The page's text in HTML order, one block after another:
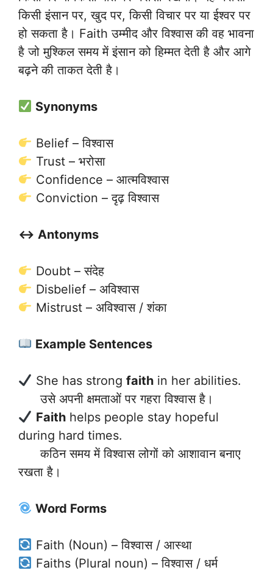
किसी इंसान पर, खुद पर, किसी विचार पर या ईश्वर पर
हो सकता है। Faith उम्मीद और विश्वास की वह भावना
है जो मुश्किल समय में इंसान को हिम्मत देती है और आगे
बढ़ने की ताकत देती है।
Synonyms
Belief – विश्वास
Trust – भरोसा
Confidence – आत्मविश्वास
Conviction – दृढ़ विश्वास
↔️ Antonyms
Doubt – संदेह
Disbelief – अविश्वास
Mistrust – अविश्वास / शंका
Example Sentences
She has strong faithin her abilities.
उसे अपनी क्षमताओं पर गहरा विश्वास है।
Faithhelps people stay hopeful
during hard times.
कठिन समय में विश्वास लोगों को आशावान बनाए
रखता है।
Word Forms
Faith (Noun) – विश्वास / आस्था
Faiths (Plural noun) – विश्वास / धर्म